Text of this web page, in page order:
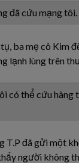
đã cứu mạng
ba mẹ cô Kim
lạnh lùng trên
có thể cứu
T.P đã gửi một
người không